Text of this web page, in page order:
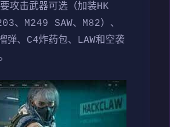
攻击武器可选（加装HK
、M249 SAW、M82）、
弹、C4炸药包、LAW和空袭